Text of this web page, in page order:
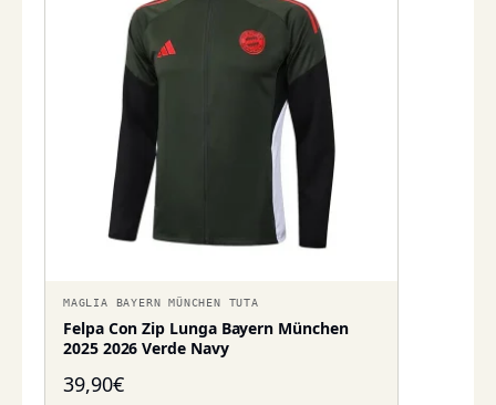
MAGLIA BAYERN MÜNCHEN TUTA
Felpa Con Zip Lunga Bayern München
2025 2026 Verde Navy
39,90€